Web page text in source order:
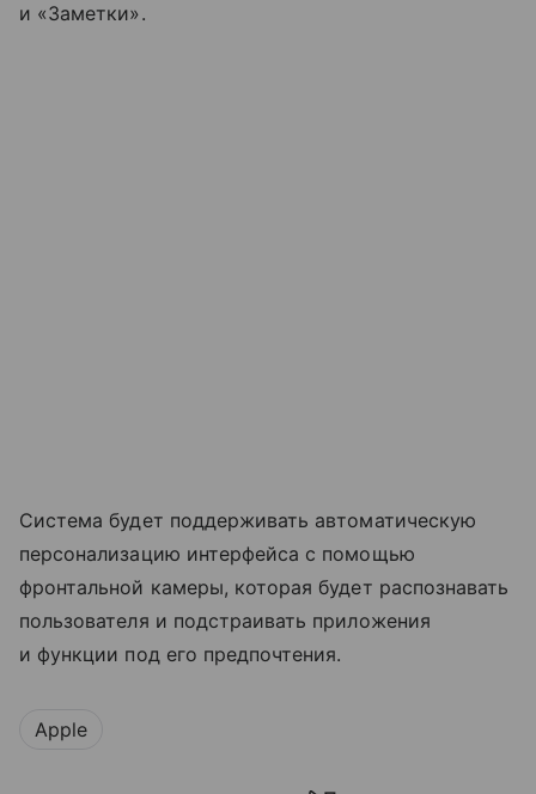
и «Заметки».
Система будет поддерживать автоматическую
персонализацию интерфейса с помощью
фронтальной камеры, которая будет распознавать
пользователя и подстраивать приложения
и функции под его предпочтения.
Apple